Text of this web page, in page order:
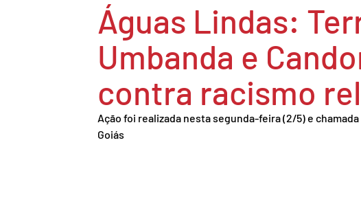
Águas Lindas:
Umbanda e
contra racismo
Ação foi realizada nesta segunda-feira (2/5) e chamada
Goiás